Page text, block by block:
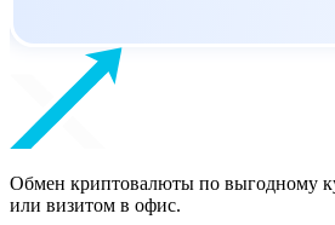
Обмен криптовалюты по выгодному
или визитом в офис.